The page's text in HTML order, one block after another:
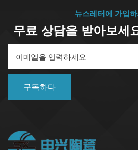
뉴스레터에 가입
무료 상담을 받아보세
구독하다